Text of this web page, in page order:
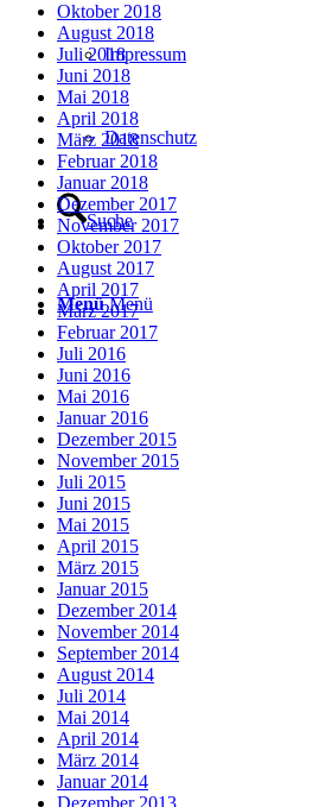
Impressum
Datenschutz
Suche
Menü Menü
Oktober 2018
August 2018
Juli 2018
Juni 2018
Mai 2018
April 2018
März 2018
Februar 2018
Januar 2018
Dezember 2017
November 2017
Oktober 2017
August 2017
April 2017
März 2017
Februar 2017
Juli 2016
Juni 2016
Mai 2016
Januar 2016
Dezember 2015
November 2015
Juli 2015
Juni 2015
Mai 2015
April 2015
März 2015
Januar 2015
Dezember 2014
November 2014
September 2014
August 2014
Juli 2014
Mai 2014
April 2014
März 2014
Januar 2014